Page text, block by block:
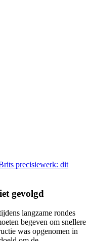
precisiewerk: dit
gevolgd
langzame rondes
begeven om snellere
was opgenomen in